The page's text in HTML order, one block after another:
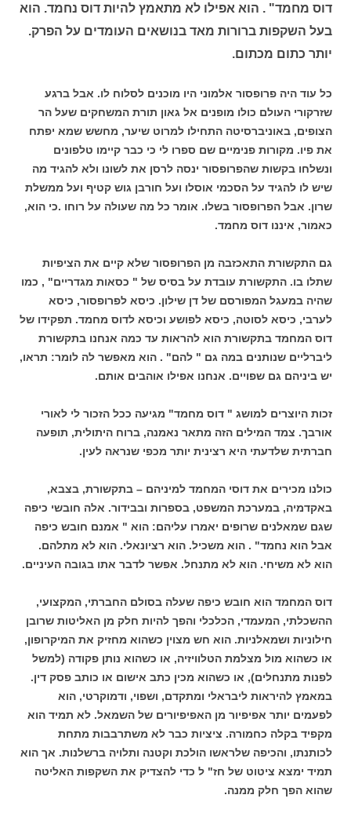
דוס מחמד" . הוא אפילו לא מתאמץ להיות דוס נחמד. הוא
בעל השקפות ברורות מאד בנושאים העומדים על הפרק.
יותר כתום מכתום.
כל עוד היה פרופסור אלמוני היו מוכנים לסלוח לו. אבל ברגע
שזרקורי העולם כולו מופנים אל גאון תורת המשחקים שעל הר
הצופים, באוניברסיטה התחילו למרוט שיער, מחשש שמא יפתח
את פיו. מקורות פנימיים שם ספרו לי כי כבר קיימו טלפונים
ונשלחו בקשות שהפרופסור ינסה לרסן את לשונו ולא להגיד מה
שיש לו להגיד על הסכמי אוסלו ועל חורבן גוש קטיף ועל ממשלת
שרון. אבל הפרופסור בשלו. אומר כל מה שעולה על רוחו .כי הוא,
כאמור, איננו דוס מחמד.
גם התקשורת התאכזבה מן הפרופסור שלא קיים את הציפיות
שתלו בו. התקשורת עובדת על בסיס של " כסאות מגדריים" , כמו
שהיה במעגל המפורסם של דן שילון. כיסא לפרופסור, כיסא
לערבי, כיסא לסוטה, כיסא לפושע וכיסא לדוס מחמד. תפקידו של
דוס המחמד בתקשורת הוא להראות עד כמה אנחנו בתקשורת
ליברליים שנותנים במה גם " להם" . הוא מאפשר לה לומר: תראו,
יש ביניהם גם שפויים. אנחנו אפילו אוהבים אותם.
זכות היוצרים למושג " דוס מחמד" מגיעה ככל הזכור לי לאורי
אורבך. צמד המילים הזה מתאר נאמנה, ברוח היתולית, תופעה
חברתית שלדעתי היא רצינית יותר מכפי שנראה לעין.
כולנו מכירים את דוסי המחמד למיניהם – בתקשורת, בצבא,
באקדמיה, במערכת המשפט, בספרות ובבידור. אלה חובשי כיפה
שגם שמאלנים שרופים יאמרו עליהם: הוא " אמנם חובש כיפה
אבל הוא נחמד" . הוא משכיל. הוא רציונאלי. הוא לא מתלהם.
הוא לא משיחי. הוא לא מתנחל. אפשר לדבר אתו בגובה העיניים.
דוס המחמד הוא חובש כיפה שעלה בסולם החברתי, המקצועי,
ההשכלתי, המעמדי, הכלכלי והפך להיות חלק מן האליטות שרובן
חילוניות ושמאלניות. הוא חש מצוין כשהוא מחזיק את המיקרופון,
או כשהוא מול מצלמת הטלוויזיה, או כשהוא נותן פקודה (למשל
לפנות מתנחלים), או כשהוא מכין כתב אישום או כותב פסק דין.
במאמץ להיראות ליבראלי ומתקדם, ושפוי, ודמוקרטי, הוא
לפעמים יותר אפיפיור מן האפיפיורים של השמאל. לא תמיד הוא
מקפיד בקלה כחמורה. ציציות כבר לא משתרבבות מתחת
לכותנתו, והכיפה שלראשו הולכת וקטנה ותלויה ברשלנות. אך הוא
תמיד ימצא ציטוט של חז" ל כדי להצדיק את השקפות האליטה
שהוא הפך חלק ממנה.